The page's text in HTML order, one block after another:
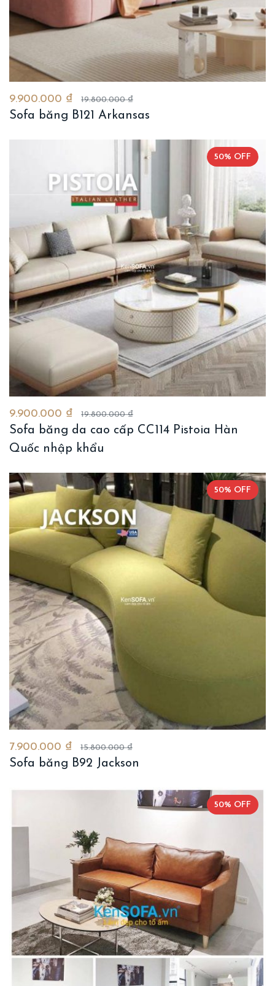
9.900.000 ₫ 19.800.000 ₫
Sofa băng B121 Arkansas
50% OFF
9.900.000 ₫ 19.800.000 ₫
Sofa băng da cao cấp CC114 Pistoia Hàn
Quốc nhập khẩu
50% OFF
7.900.000 ₫ 15.800.000 ₫
Sofa băng B92 Jackson
50% OFF